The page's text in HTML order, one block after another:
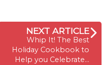
NEXT ARTICLE
Whip It! The Best
Holiday Cookbook to
Help you Celebrate…